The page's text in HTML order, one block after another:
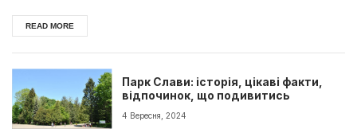
READ MORE
Парк Слави: історія, цікаві факти,
відпочинок, що подивитись
4 Вересня, 2024